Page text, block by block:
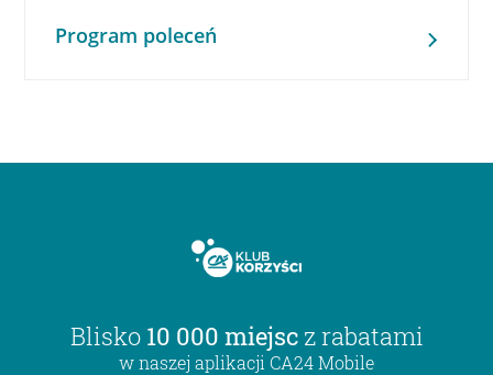
Program poleceń
Blisko 10 000 miejsc z rabatami
w naszej aplikacji CA24 Mobile